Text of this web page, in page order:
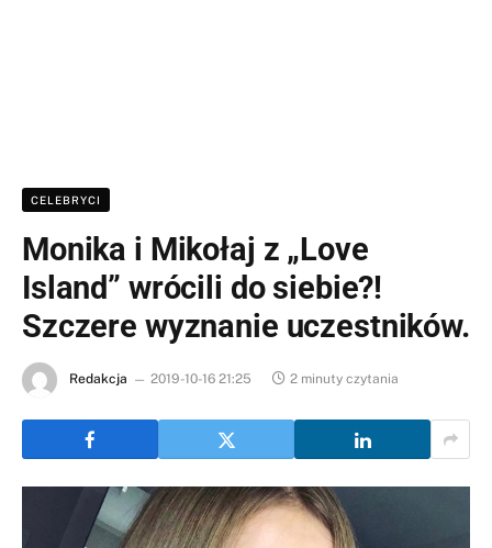
CELEBRYCI
Monika i Mikołaj z „Love
Island” wrócili do siebie?!
Szczere wyznanie uczestników.
Redakcja 2019-10-16 21:25 2 minuty czytania